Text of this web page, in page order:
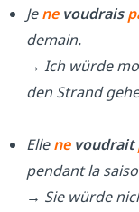
Jene voudrais
demain.
→ Ich würde
den Strand
Ellene voudrait
pendant la
→ Sie würde